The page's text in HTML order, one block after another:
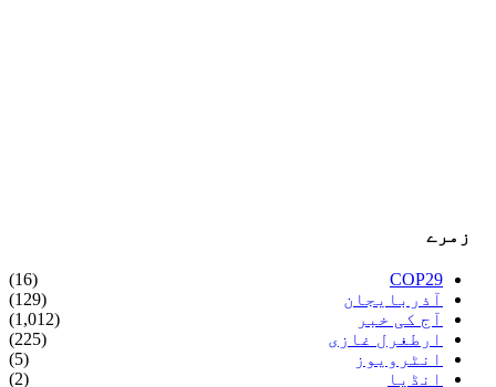
زمرے
COP29
(16)
آذربایجان
(129)
آج کی خبر
(1,012)
ارطغرل غازی
(225)
انٹرویوز
(5)
انڈیا
(2)